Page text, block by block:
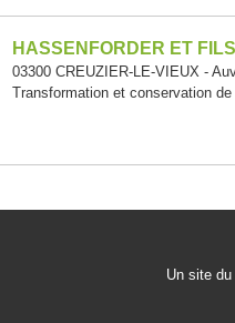
HASSENFORDER ET FILS
03300 CREUZIER-LE-VIEUX -
Transformation et conservation
Un site du